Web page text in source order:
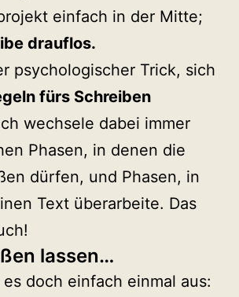
einfach in der Mitte;
drauflos.
psychologischer Trick, sich
fürs Schreiben
wechsele dabei immer
Phasen, in denen die
dürfen, und Phasen, in
Text überarbeite. Das
lassen…
doch einfach einmal aus: